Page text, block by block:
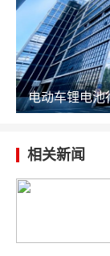
电动车锂电池
相关新闻